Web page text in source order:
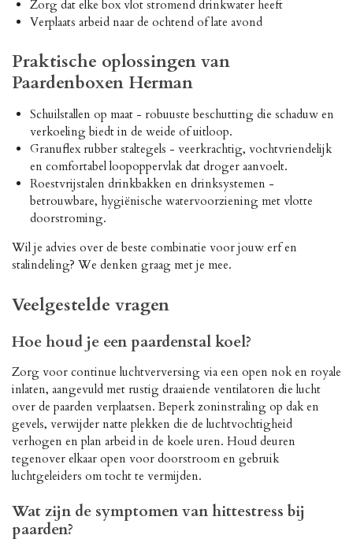
Zorg dat elke box vlot stromend drinkwater heeft
Verplaats arbeid naar de ochtend of late avond
Praktische oplossingen van
Paardenboxen Herman
Schuilstallen op maat - robuuste beschutting die schaduw en
verkoeling biedt in de weide of uitloop.
Granuflex rubber staltegels - veerkrachtig, vochtvriendelijk
en comfortabel loopoppervlak dat droger aanvoelt.
Roestvrijstalen drinkbakken en drinksystemen -
betrouwbare, hygiënische watervoorziening met vlotte
doorstroming.
Wil je advies over de beste combinatie voor jouw erf en
stalindeling? We denken graag met je mee.
Veelgestelde vragen
Hoe houd je een paardenstal koel?
Zorg voor continue luchtverversing via een open nok en royale
inlaten, aangevuld met rustig draaiende ventilatoren die lucht
over de paarden verplaatsen. Beperk zoninstraling op dak en
gevels, verwijder natte plekken die de luchtvochtigheid
verhogen en plan arbeid in de koele uren. Houd deuren
tegenover elkaar open voor doorstroom en gebruik
luchtgeleiders om tocht te vermijden.
Wat zijn de symptomen van hittestress bij
paarden?